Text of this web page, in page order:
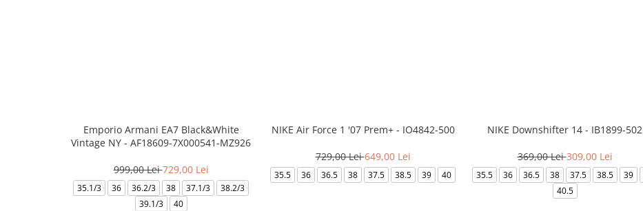
Emporio Armani EA7 Black&White
Vintage NY - AF18609-7X000541-MZ926
999,00 Lei729,00 Lei
35.1/3 36 36.2/3 38 37.1/3
38.2/3
39.1/3
40
NIKE Air Force 1 '07 Prem+ - IO4842-500
729,00 Lei649,00 Lei
35.5 36 36.5 38 37.5 38.5 39 40
NIKE Downshifter 14 - IB1899-502
369,00 Lei309,00 Lei
35.5 36 36.5 38 37.5 38.5 39
40.5